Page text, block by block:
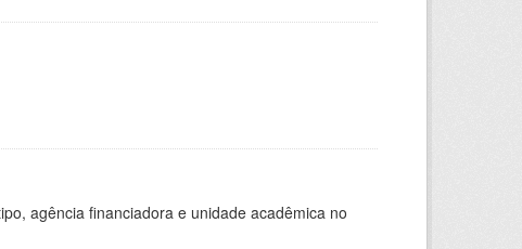
agência financiadora e unidade acadêmica no